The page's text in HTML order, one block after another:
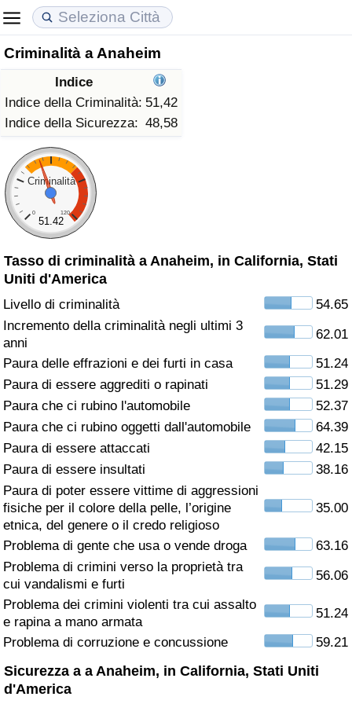
Criminalità a Anaheim
Indice
Indice della Criminalità: 51,42
Indice della Sicurezza: 48,58
Criminalità
0 120
51.42
Tasso di criminalità a Anaheim, in California, Stati
Uniti d'America
Livello di criminalità
54.65
Incremento della criminalità negli ultimi 3
anni
62.01
Paura delle effrazioni e dei furti in casa
51.24
Paura di essere aggrediti o rapinati
51.29
Paura che ci rubino l'automobile
52.37
Paura che ci rubino oggetti dall'automobile
64.39
Paura di essere attaccati
42.15
Paura di essere insultati
38.16
Paura di poter essere vittime di aggressioni
fisiche per il colore della pelle, l’origine
etnica, del genere o il credo religioso
35.00
Problema di gente che usa o vende droga
63.16
Problema di crimini verso la proprietà tra
cui vandalismi e furti
56.06
Problema dei crimini violenti tra cui assalto
e rapina a mano armata
51.24
Problema di corruzione e concussione
59.21
Sicurezza a a Anaheim, in California, Stati Uniti
d'America
Costo della vita
Indice Del Costo Della Vita (corrente)
Indice Del Costo Della Vita
Indice del Costo della Vita per Nazione
ad Aqaba
Prezzi degli immobili
Indice del Prezzo delle Case (Corrente)
Indice del Prezzo delle Case
Indice del Prezzo delle Case per Nazione
Qualità della Vita
Indice della Qualità della Vita
Indice della Qualità della Vita (Corrente)
Indice della qualità della vita per Paese
Criminalità
Indice del Tasso di Criminalità (Corrente)
Indice della Criminalità
Indice di criminalità per paese
Assistenza Sanitaria
Indice dell’Assistenza Sanitaria (Corrente)
Indice dell’Assistenza Sanitaria per
Nazione
Inquinamento
Indice dell’Inquinamento (Corrente)
Indice di inquinamento
Indice dell’Inquinamento per Nazione